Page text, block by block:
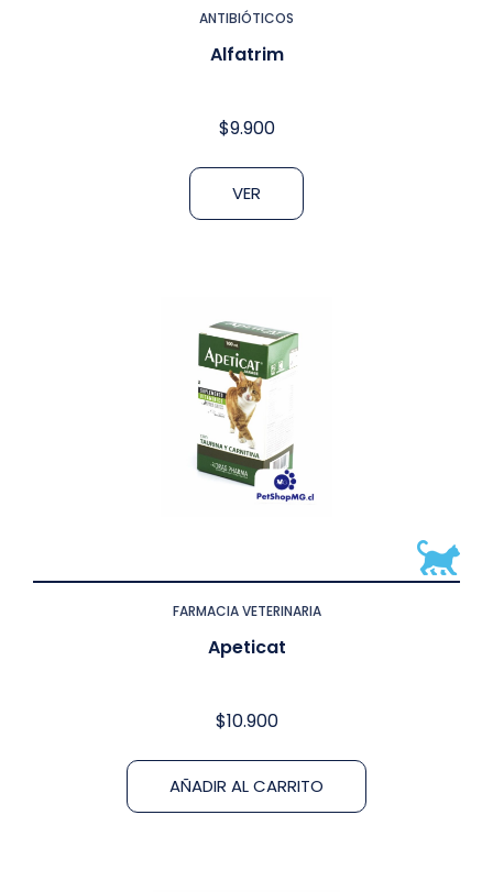
ANTIBIÓTICOS
Alfatrim
$9.900
VER
FARMACIA VETERINARIA
Apeticat
$10.900
AÑADIR AL CARRITO